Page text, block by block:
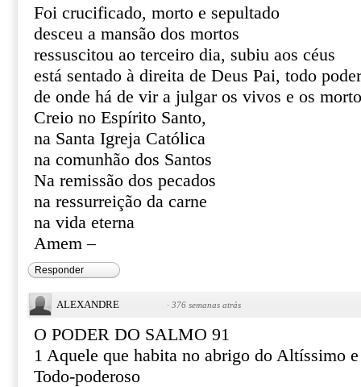
Foi crucificado, morto e sepultado
desceu a mansão dos mortos
ressuscitou ao terceiro dia, subiu aos céus
está sentado à direita de Deus Pai, todo
de onde há de vir a julgar os vivos e os
Creio no Espírito Santo,
na Santa Igreja Católica
na comunhão dos Santos
Na remissão dos pecados
na ressurreição da carne
na vida eterna
Amem –
Responder
ALEXANDRE · 376 semanas atrás
O PODER DO SALMO 91
1 Aquele que habita no abrigo do Altíssimo
Todo-poderoso